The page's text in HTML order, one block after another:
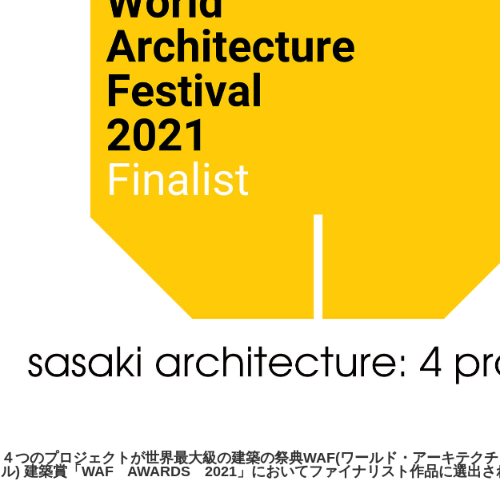
４つのプロジェクトが世界最大級の建築の祭典WAF(ワールド・アーキテク
ル) 建築賞「WAF AWARDS 2021」においてファイナリスト作品に選出さ